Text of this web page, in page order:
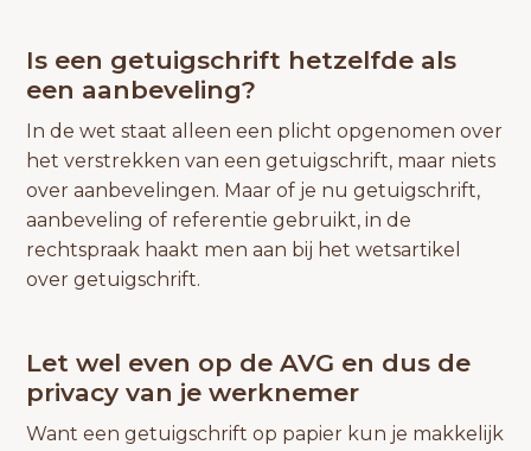
Is een getuigschrift hetzelfde als
een aanbeveling?
In de wet staat alleen een plicht opgenomen over
het verstrekken van een getuigschrift, maar niets
over aanbevelingen. Maar of je nu getuigschrift,
aanbeveling of referentie gebruikt, in de
rechtspraak haakt men aan bij het wetsartikel
over getuigschrift.
Let wel even op de AVG en dus de
privacy van je werknemer
Want een getuigschrift op papier kun je makkelijk